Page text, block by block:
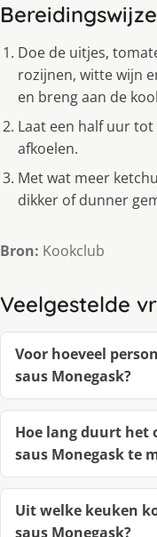
Bereidingswijze
Doe de uitjes,
rozijnen, witte wijn
en breng aan de
Laat een half uur
afkoelen.
Met wat meer
dikker of dunner
Bron: Kookclub
Veelgestelde
Voor hoeveel
saus Monegask?
Hoe lang duurt het
saus Monegask te
Uit welke keuken
saus Monegask?